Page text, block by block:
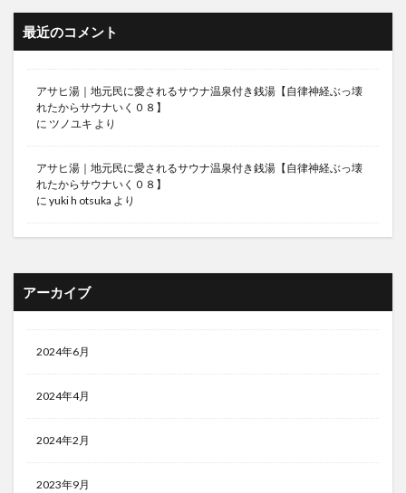
最近のコメント
アサヒ湯｜地元民に愛されるサウナ温泉付き銭湯【自律神経ぶっ壊
れたからサウナいく０８】
に ツノユキ より
アサヒ湯｜地元民に愛されるサウナ温泉付き銭湯【自律神経ぶっ壊
れたからサウナいく０８】
に yuki h otsuka より
アーカイブ
2024年6月
2024年4月
2024年2月
2023年9月